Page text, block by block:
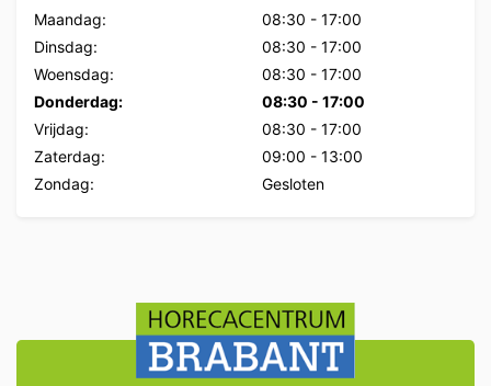
Maandag: 08:30 - 17:00
Dinsdag:
08:30 - 17:00
Woensdag:
08:30 - 17:00
Donderdag:
08:30 - 17:00
Vrijdag:
08:30 - 17:00
Zaterdag:
09:00 - 13:00
Zondag:
Gesloten